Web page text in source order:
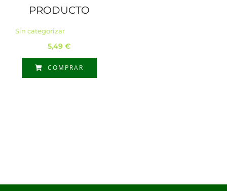
PRODUCTO
Sin categorizar
5,49€
COMPRAR